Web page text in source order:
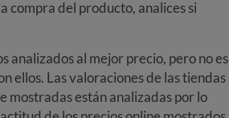
compra del producto, analices si
analizados al mejor precio, pero no es
ellos. Las valoraciones de las tiendas
mostradas están analizadas por lo